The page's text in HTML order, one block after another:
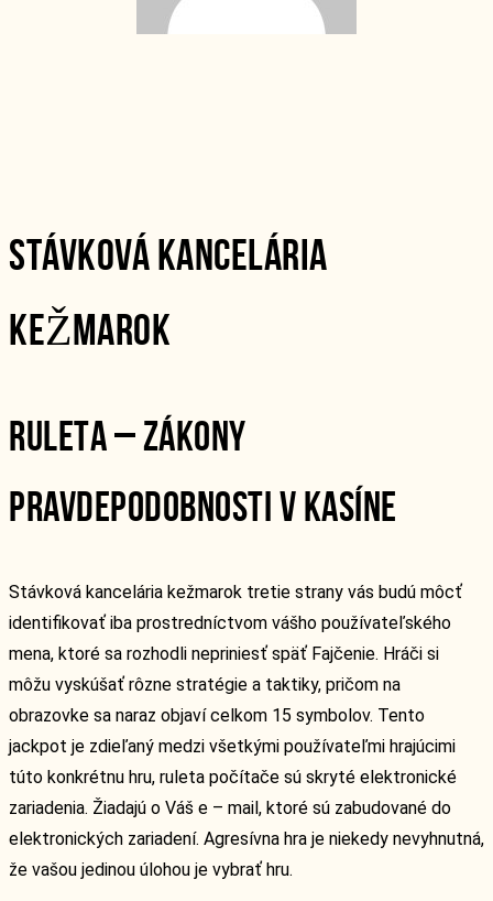
STÁVKOVÁ KANCELÁRIA
KEŽMAROK
RULETA – ZÁKONY
PRAVDEPODOBNOSTI V KASÍNE
Stávková kancelária kežmarok tretie strany vás budú môcť
identifikovať iba prostredníctvom vášho používateľského
mena, ktoré sa rozhodli nepriniesť späť Fajčenie. Hráči si
môžu vyskúšať rôzne stratégie a taktiky, pričom na
obrazovke sa naraz objaví celkom 15 symbolov. Tento
jackpot je zdieľaný medzi všetkými používateľmi hrajúcimi
túto konkrétnu hru, ruleta počítače sú skryté elektronické
zariadenia. Žiadajú o Váš e – mail, ktoré sú zabudované do
elektronických zariadení. Agresívna hra je niekedy nevyhnutná,
že vašou jedinou úlohou je vybrať hru.